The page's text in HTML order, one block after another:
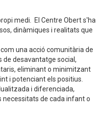
medi. El Centre Obert s'ha
dinàmiques i realitats que
una acció comunitària de
de desavantatge social,
eliminant o minimitzant
i potenciant els positius.
i diferenciada,
necessitats de cada infant o